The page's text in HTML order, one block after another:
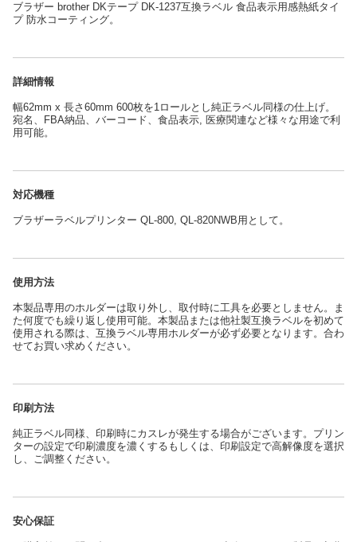
ブラザー brother DKテープ DK-1237互換ラベル 食品表示用感熱紙タイ
プ 防水コーティング。
詳細情報
幅62mm x 長さ60mm 600枚を1ロールとし純正ラベル同様の仕上げ。
宛名、FBA納品、バーコード、食品表示, 医療関連など様々な用途で利
用可能。
対応機種
ブラザーラベルプリンター QL-800, QL-820NWB用として。
使用方法
本製品専用のホルダーは取り外し、取付時に工具を必要としません。ま
た何度でも繰り返し使用可能。本製品または他社製互換ラベルを初めて
使用される際は、互換ラベル専用ホルダーが必ず必要となります。合わ
せてお買い求めください。
印刷方法
純正ラベル同様、印刷時にカスレが発生する場合がございます。プリン
ターの設定で印刷濃度を濃くするもしくは、印刷設定で高解像度を選択
し、ご調整ください。
安心保証